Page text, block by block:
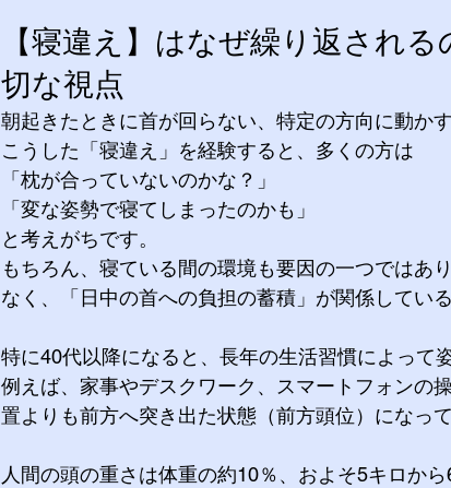
【寝違え】はなぜ繰り返され
切な視点
朝起きたときに首が回らない、特定の方向に動か
こうした「寝違え」を経験すると、多くの方は
「枕が合っていないのかな？」
「変な姿勢で寝てしまったのかも」
と考えがちです。
もちろん、寝ている間の環境も要因の一つではあり
なく、「日中の首への負担の蓄積」が関係してい
特に40代以降になると、長年の生活習慣によって
例えば、家事やデスクワーク、スマートフォンの
置よりも前方へ突き出た状態（前方頭位）になっ
人間の頭の重さは体重の約10％、およそ5キロか